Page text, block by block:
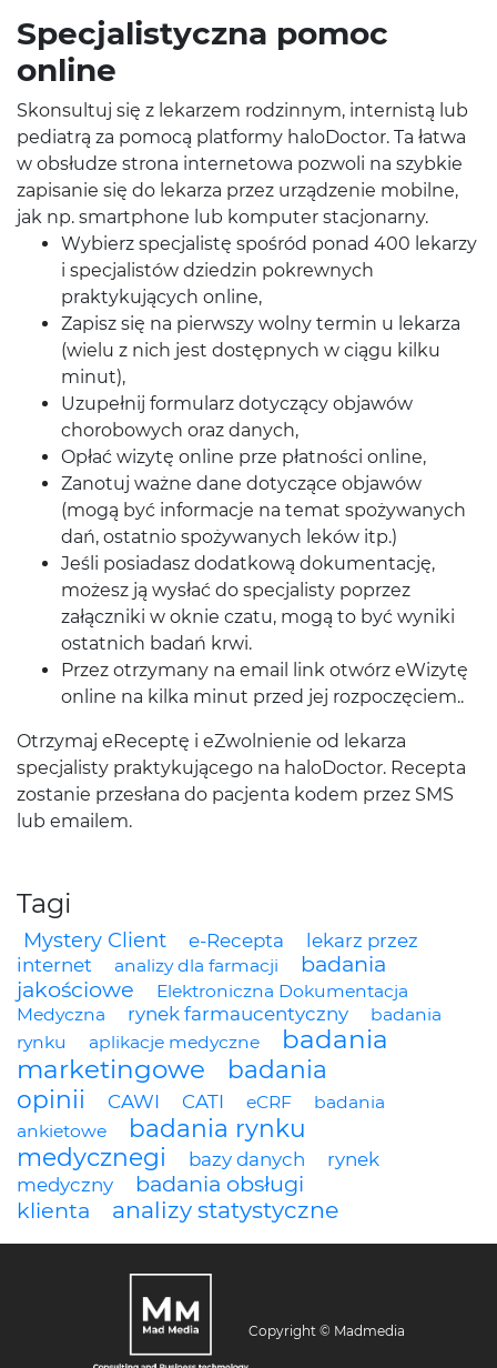
Specjalistyczna pomoc
online
Skonsultuj się z lekarzem rodzinnym, internistą lub
pediatrą za pomocą platformy haloDoctor. Ta łatwa
w obsłudze strona internetowa pozwoli na szybkie
zapisanie się do lekarza przez urządzenie mobilne,
jak np. smartphone lub komputer stacjonarny.
Wybierz specjalistę spośród ponad 400 lekarzy
i specjalistów dziedzin pokrewnych
praktykujących online,
Zapisz się na pierwszy wolny termin u lekarza
(wielu z nich jest dostępnych w ciągu kilku
minut),
Uzupełnij formularz dotyczący objawów
chorobowych oraz danych,
Opłać wizytę online prze płatności online,
Zanotuj ważne dane dotyczące objawów
(mogą być informacje na temat spożywanych
dań, ostatnio spożywanych leków itp.)
Jeśli posiadasz dodatkową dokumentację,
możesz ją wysłać do specjalisty poprzez
załączniki w oknie czatu, mogą to być wyniki
ostatnich badań krwi.
Przez otrzymany na email link otwórz eWizytę
online na kilka minut przed jej rozpoczęciem..
Otrzymaj eReceptę i eZwolnienie od lekarza
specjalisty praktykującego na haloDoctor. Recepta
zostanie przesłana do pacjenta kodem przez SMS
lub emailem.
Tagi
Mystery Client e-Recepta
lekarz przez
internet
analizy dla farmacji
badania
jakościowe
Elektroniczna Dokumentacja
Medyczna
rynek farmaucentyczny
badania
rynku
aplikacje medyczne
badania
marketingowe
badania
opinii
CAWI CATI eCRF
badania
ankietowe
badania rynku
medycznegi
bazy danych
rynek
medyczny
badania obsługi
klienta
analizy statystyczne
Copyright © Madmedia